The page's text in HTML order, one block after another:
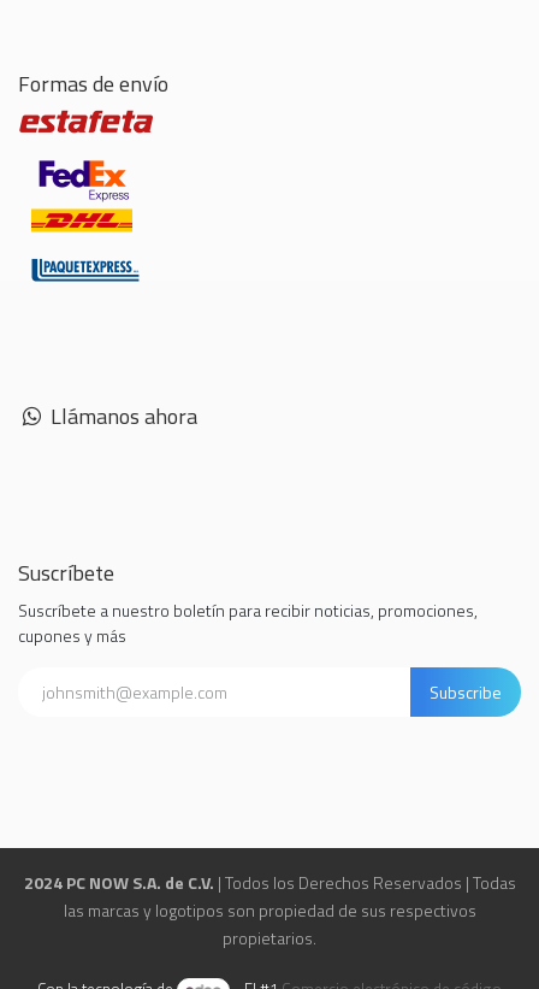
Formas de envío
Llámanos ahora
Suscríbete
Suscríbete a nuestro boletín para recibir noticias, promociones,
cupones y más
Subscribe
2024 PC NOW S.A. de C.V. | Todos los Derechos Reservados | Todas
las marcas y logotipos son propiedad de sus respectivos
propietarios.